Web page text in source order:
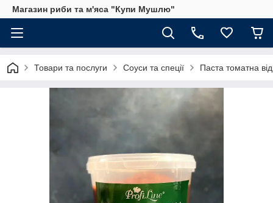
Магазин риби та м'яса "Купи Мушлю"
Товари та послуги Соуси та спеції Паста томатна